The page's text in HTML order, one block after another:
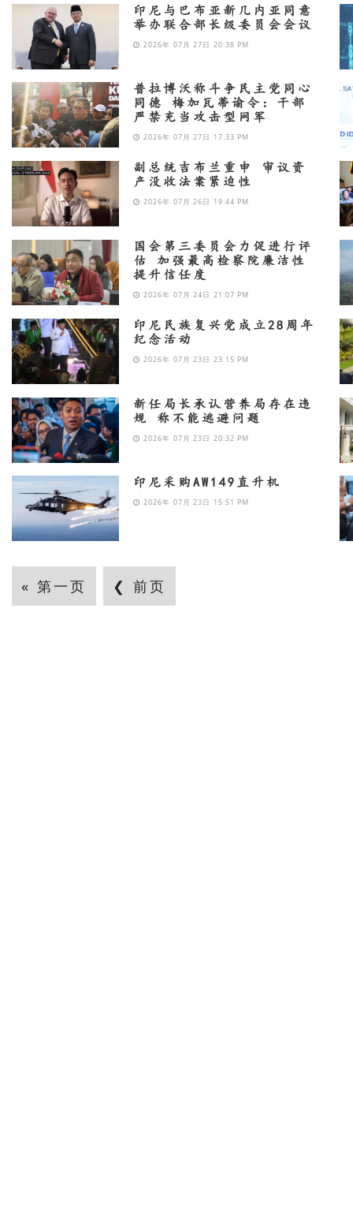
印尼与巴布亚新几内亚同意
举办联合部长级委员会会议
2026年 07月 27日 20:38 PM
普拉博沃称斗争民主党同心
同德 梅加瓦蒂谕令：干部
严禁充当攻击型网军
2026年 07月 27日 17:33 PM
副总统吉布兰重申 审议资
产没收法案紧迫性
2026年 07月 26日 19:44 PM
国会第三委员会力促进行评
估 加强最高检察院廉洁性
提升信任度
2026年 07月 24日 21:07 PM
印尼民族复兴党成立28周年
纪念活动
2026年 07月 23日 23:15 PM
新任局长承认营养局存在违
规 称不能逃避问题
2026年 07月 23日 20:32 PM
印尼采购AW149直升机
2026年 07月 23日 15:51 PM
« 第一页 ❮ 前页